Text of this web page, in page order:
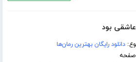
عاشقی بود
دانلود رایگان بهترین رمان‌ها